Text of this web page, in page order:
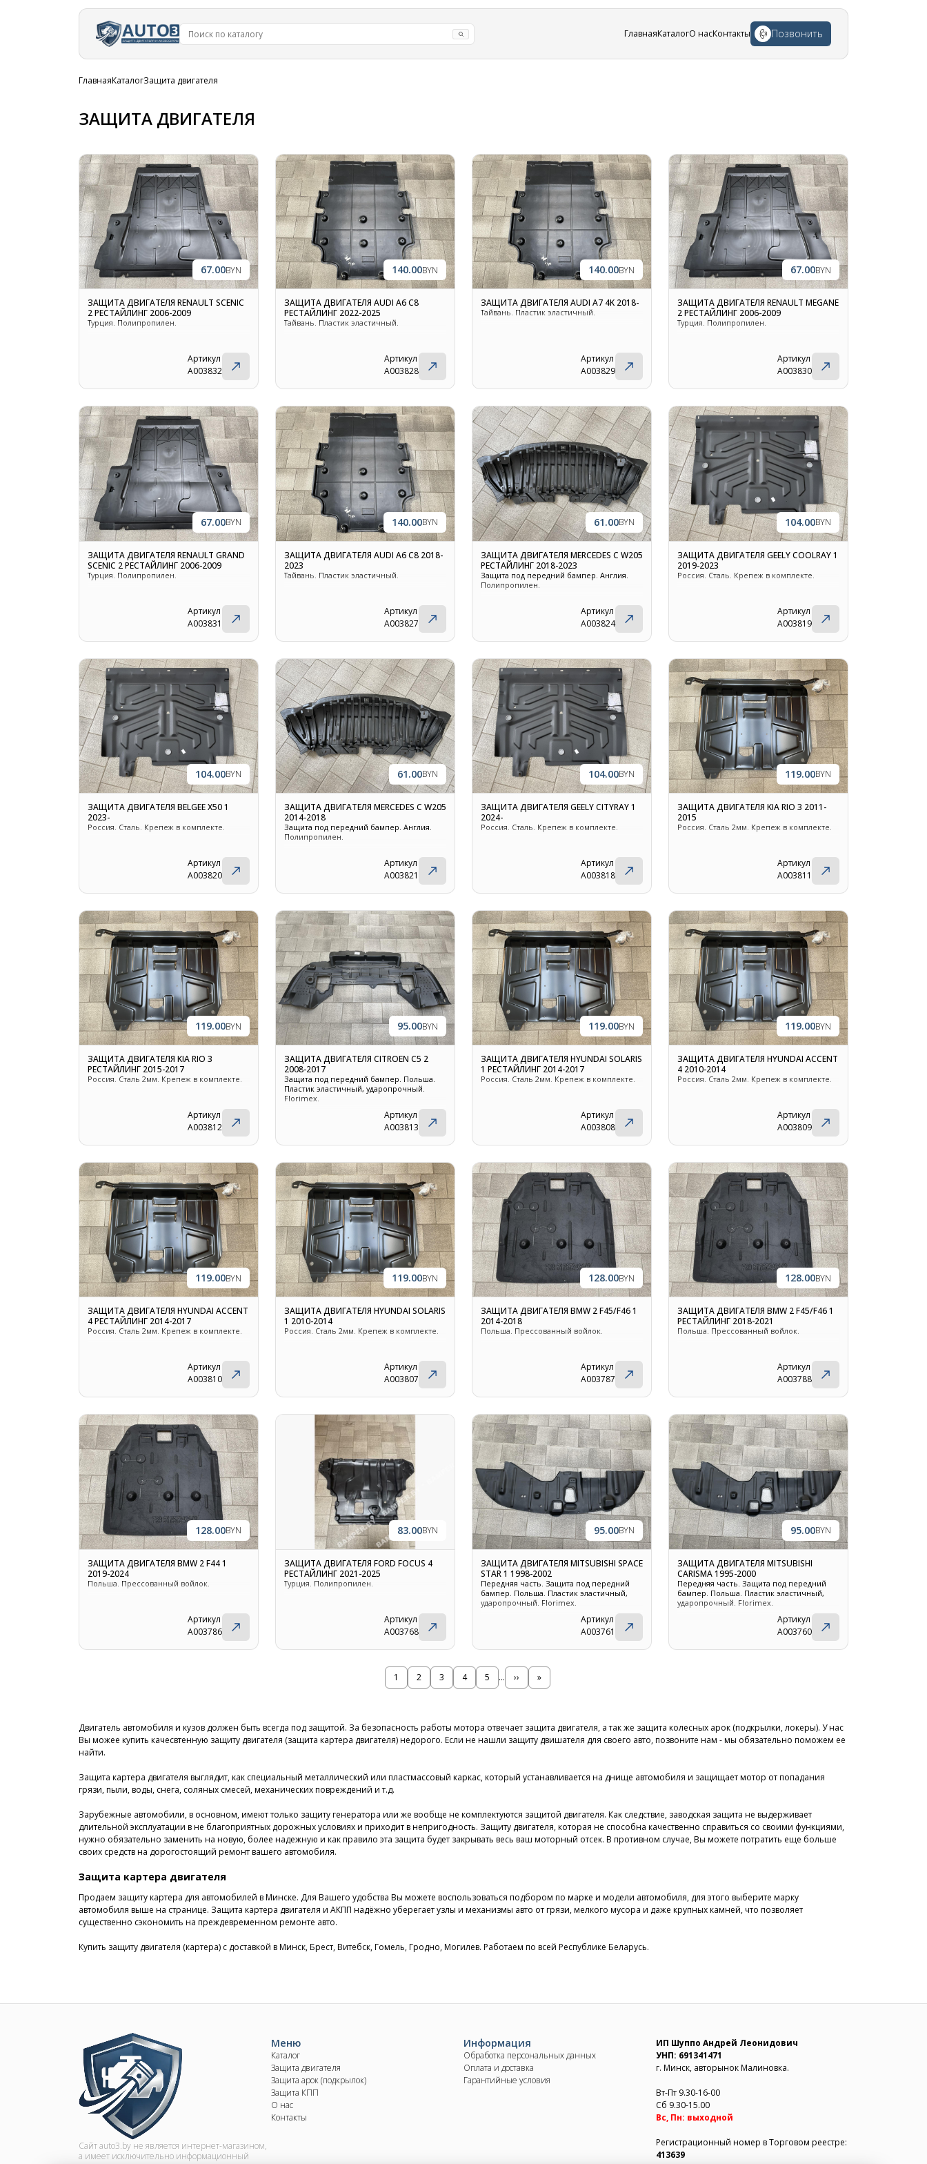
ГлавнаяКаталогО насКонтакты Позвонить
Строка
ГлавнаяКаталогЗащита двигателя
ЗАЩИТА ДВИГАТЕЛЯ
67.00BYN
ЗАЩИТА ДВИГАТЕЛЯ RENAULT SCENIC
2 РЕСТАЙЛИНГ 2006-2009
Турция. Полипропилен.
Артикул
A003832
140.00BYN
ЗАЩИТА ДВИГАТЕЛЯ AUDI A6 C8
РЕСТАЙЛИНГ 2022-2025
Тайвань. Пластик эластичный.
Артикул
A003828
140.00BYN
ЗАЩИТА ДВИГАТЕЛЯ AUDI A7 4K 2018-
Тайвань. Пластик эластичный.
Артикул
A003829
67.00BYN
ЗАЩИТА ДВИГАТЕЛЯ RENAULT MEGANE
2 РЕСТАЙЛИНГ 2006-2009
Турция. Полипропилен.
Артикул
A003830
67.00BYN
ЗАЩИТА ДВИГАТЕЛЯ RENAULT GRAND
SCENIC 2 РЕСТАЙЛИНГ 2006-2009
Турция. Полипропилен.
Артикул
A003831
140.00BYN
ЗАЩИТА ДВИГАТЕЛЯ AUDI A6 C8 2018-
2023
Тайвань. Пластик эластичный.
Артикул
A003827
61.00BYN
ЗАЩИТА ДВИГАТЕЛЯ MERCEDES C W205
РЕСТАЙЛИНГ 2018-2023
Защита под передний бампер. Англия.
Полипропилен.
Артикул
A003824
104.00BYN
ЗАЩИТА ДВИГАТЕЛЯ GEELY COOLRAY 1
2019-2023
Россия. Сталь. Крепеж в комплекте.
Артикул
A003819
104.00BYN
ЗАЩИТА ДВИГАТЕЛЯ BELGEE X50 1
2023-
Россия. Сталь. Крепеж в комплекте.
Артикул
A003820
61.00BYN
ЗАЩИТА ДВИГАТЕЛЯ MERCEDES C W205
2014-2018
Защита под передний бампер. Англия.
Полипропилен.
Артикул
A003821
104.00BYN
ЗАЩИТА ДВИГАТЕЛЯ GEELY CITYRAY 1
2024-
Россия. Сталь. Крепеж в комплекте.
Артикул
A003818
119.00BYN
ЗАЩИТА ДВИГАТЕЛЯ KIA RIO 3 2011-
2015
Россия. Сталь 2мм. Крепеж в комплекте.
Артикул
A003811
119.00BYN
ЗАЩИТА ДВИГАТЕЛЯ KIA RIO 3
РЕСТАЙЛИНГ 2015-2017
Россия. Сталь 2мм. Крепеж в комплекте.
Артикул
A003812
95.00BYN
ЗАЩИТА ДВИГАТЕЛЯ CITROEN C5 2
2008-2017
Защита под передний бампер. Польша.
Пластик эластичный, ударопрочный.
Florimex.
Артикул
A003813
119.00BYN
ЗАЩИТА ДВИГАТЕЛЯ HYUNDAI SOLARIS
1 РЕСТАЙЛИНГ 2014-2017
Россия. Сталь 2мм. Крепеж в комплекте.
Артикул
A003808
119.00BYN
ЗАЩИТА ДВИГАТЕЛЯ HYUNDAI ACCENT
4 2010-2014
Россия. Сталь 2мм. Крепеж в комплекте.
Артикул
A003809
119.00BYN
ЗАЩИТА ДВИГАТЕЛЯ HYUNDAI ACCENT
4 РЕСТАЙЛИНГ 2014-2017
Россия. Сталь 2мм. Крепеж в комплекте.
Артикул
A003810
119.00BYN
ЗАЩИТА ДВИГАТЕЛЯ HYUNDAI SOLARIS
1 2010-2014
Россия. Сталь 2мм. Крепеж в комплекте.
Артикул
A003807
128.00BYN
ЗАЩИТА ДВИГАТЕЛЯ BMW 2 F45/F46 1
2014-2018
Польша. Прессованный войлок.
Артикул
A003787
128.00BYN
ЗАЩИТА ДВИГАТЕЛЯ BMW 2 F45/F46 1
РЕСТАЙЛИНГ 2018-2021
Польша. Прессованный войлок.
Артикул
A003788
128.00BYN
ЗАЩИТА ДВИГАТЕЛЯ BMW 2 F44 1
2019-2024
Польша. Прессованный войлок.
Артикул
A003786
83.00BYN
ЗАЩИТА ДВИГАТЕЛЯ FORD FOCUS 4
РЕСТАЙЛИНГ 2021-2025
Турция. Полипропилен.
Артикул
A003768
95.00BYN
ЗАЩИТА ДВИГАТЕЛЯ MITSUBISHI SPACE
STAR 1 1998-2002
Передняя часть. Защита под передний
бампер. Польша. Пластик эластичный,
ударопрочный. Florimex.
Артикул
A003761
95.00BYN
ЗАЩИТА ДВИГАТЕЛЯ MITSUBISHI
CARISMA 1995-2000
Передняя часть. Защита под передний
бампер. Польша. Пластик эластичный,
ударопрочный. Florimex.
Артикул
A003760
Нумерация
Страница
1 Страница
2 Страница
3 Страница
4 Страница
5 …
Следующая
страница
››
Последняя
страница
»
Двигатель автомобиля и кузов должен быть всегда под защитой. За безопасность работы мотора отвечает защита двигателя, а так же защита колесных арок (подкрылки, локеры). У нас
Вы можее купить качесвтенную защиту двигателя (защита картера двигателя) недорого. Если не нашли защиту двишателя для своего авто, позвоните нам - мы обязательно поможем ее
найти.
Защита картера двигателя выглядит, как специальный металлический или пластмассовый каркас, который устанавливается на днище автомобиля и защищает мотор от попадания
грязи, пыли, воды, снега, соляных смесей, механических повреждений и т.д.
Зарубежные автомобили, в основном, имеют только защиту генератора или же вообще не комплектуются защитой двигателя. Как следствие, заводская защита не выдерживает
длительной эксплуатации в не благоприятных дорожных условиях и приходит в непригодность. Защиту двигателя, которая не способна качественно справиться со своими функциями,
нужно обязательно заменить на новую, более надежную и как правило эта защита будет закрывать весь ваш моторный отсек. В противном случае, Вы можете потратить еще больше
своих средств на дорогостоящий ремонт вашего автомобиля.
Защита картера двигателя
Продаем защиту картера для автомобилей в Минске. Для Вашего удобства Вы можете воспользоваться подбором по марке и модели автомобиля, для этого выберите марку
автомобиля выше на странице. Защита картера двигателя и АКПП надёжно уберегает узлы и механизмы авто от грязи, мелкого мусора и даже крупных камней, что позволяет
существенно сэкономить на преждевременном ремонте авто.
Купить защиту двигателя (картера) с доставкой в Минск, Брест, Витебск, Гомель, Гродно, Могилев. Работаем по всей Республике Беларусь.
Контакты
Image
Сайт auto3.by не является интернет-магазином,
а имеет исключительно информационный
Меню
Каталог
Защита двигателя
Защита арок (подкрылок)
Защита КПП
О нас
Контакты
Информация
Обработка персональных данных
Оплата и доставка
Гарантийные условия
ИП Шуппо Андрей Леонидович
УНП: 691341471
г. Минск, авторынок Малиновка.
Вт-Пт 9.30-16-00
Сб 9.30-15.00
Вс, Пн: выходной
Регистрационный номер в Торговом реестре:
413639